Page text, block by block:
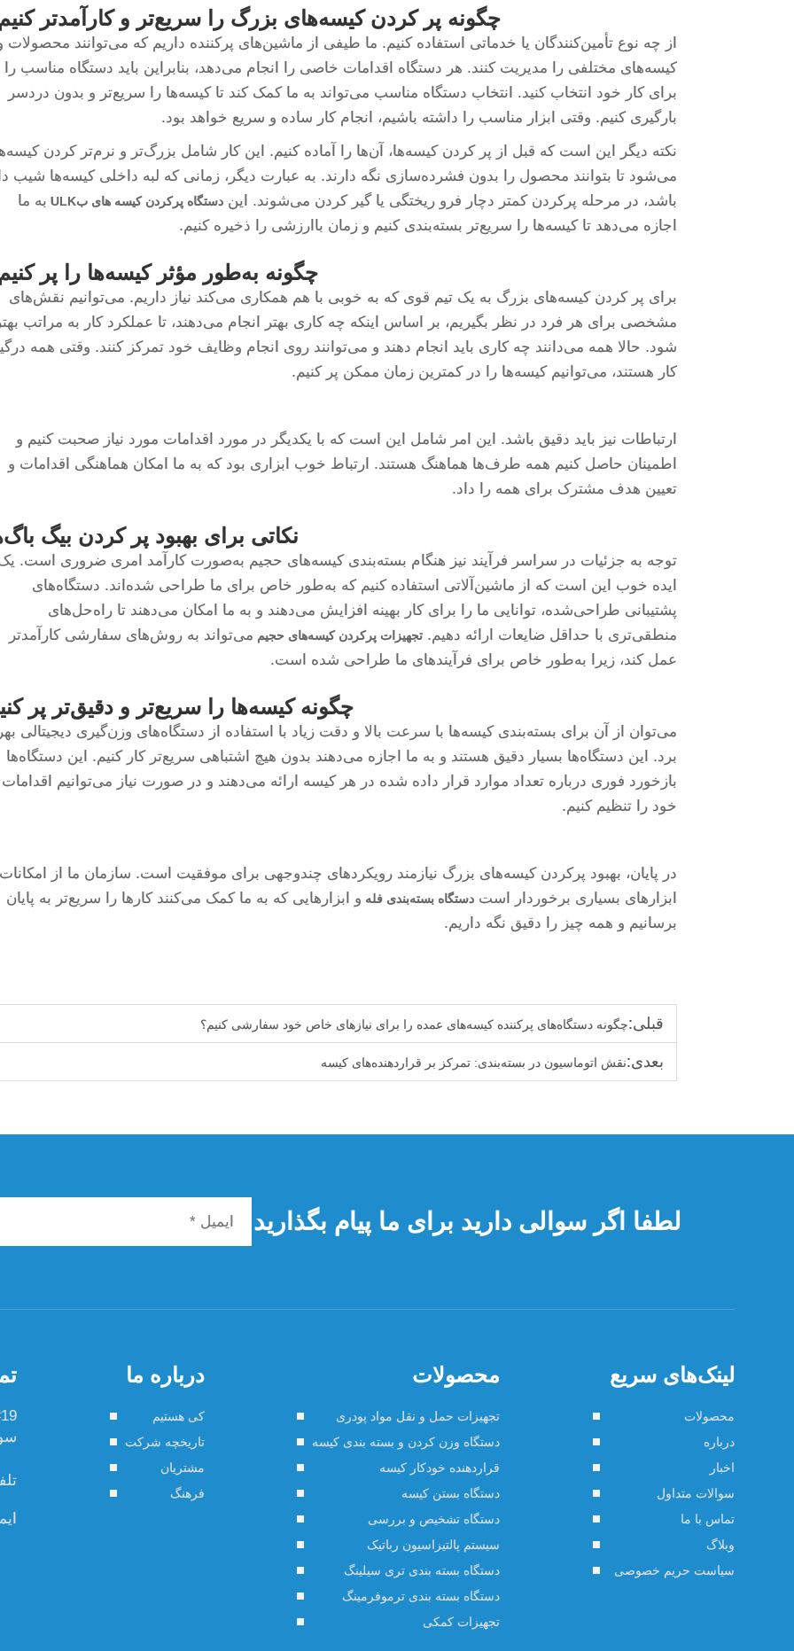
چگونه پر کردن کیسه‌های بزرگ را سریع‌تر و کارآمدتر
از چه نوع تأمین‌کنندگان یا خدماتی استفاده کنیم. ما طیفی از ماشین‌های پرکننده داریم که می‌توانند محصولات
کیسه‌های مختلفی را مدیریت کنند. هر دستگاه اقدامات خاصی را انجام می‌دهد، بنابراین باید دستگاه مناسب را
برای کار خود انتخاب کنید. انتخاب دستگاه مناسب می‌تواند به ما کمک کند تا کیسه‌ها را سریع‌تر و بدون دردسر
بارگیری کنیم. وقتی ابزار مناسب را داشته باشیم، انجام کار ساده و سریع خواهد بود.
نکته دیگر این است که قبل از پر کردن کیسه‌ها، آن‌ها را آماده کنیم. این کار شامل بزرگ‌تر و نرم‌تر کردن
می‌شود تا بتوانند محصول را بدون فشرده‌سازی نگه دارند. به عبارت دیگر، زمانی که لبه داخلی کیسه‌ها شیب
باشد، در مرحله پرکردن کمتر دچار فرو ریختگی یا گیر کردن می‌شوند. این دستگاه پرکردن کیسه های بULK
به ما
اجازه می‌دهد تا کیسه‌ها را سریع‌تر بسته‌بندی کنیم و زمان باارزشی را ذخیره کنیم.
چگونه به‌طور مؤثر کیسه‌ها را پر
برای پر کردن کیسه‌های بزرگ به یک تیم قوی که به خوبی با هم همکاری می‌کند نیاز داریم. می‌توانیم نقش‌های
مشخصی برای هر فرد در نظر بگیریم، بر اساس اینکه چه کاری بهتر انجام می‌دهند، تا عملکرد کار به مراتب بهتر
شود. حالا همه می‌دانند چه کاری باید انجام دهند و می‌توانند روی انجام وظایف خود تمرکز کنند. وقتی همه
کار هستند، می‌توانیم کیسه‌ها را در کمترین زمان ممکن پر کنیم.
ارتباطات نیز باید دقیق باشد. این امر شامل این است که با یکدیگر در مورد اقدامات مورد نیاز صحبت کنیم و
اطمینان حاصل کنیم همه طرف‌ها هماهنگ هستند. ارتباط خوب ابزاری بود که به ما امکان هماهنگی اقدامات و
تعیین هدف مشترک برای همه را داد.
نکاتی برای بهبود پر کردن بیگ
توجه به جزئیات در سراسر فرآیند نیز هنگام بسته‌بندی کیسه‌های حجیم به‌صورت کارآمد امری ضروری است.
ایده خوب این است که از ماشین‌آلاتی استفاده کنیم که به‌طور خاص برای ما طراحی شده‌اند. دستگاه‌های
پشتیبانی طراحی‌شده، توانایی ما را برای کار بهینه افزایش می‌دهند و به ما امکان می‌دهند تا راه‌حل‌های
منطقی‌تری با حداقل ضایعات ارائه دهیم. تجهیزات پرکردن کیسه‌های حجیم می‌تواند به روش‌های سفارشی کارآمدتر
عمل کند، زیرا به‌طور خاص برای فرآیندهای ما طراحی شده است.
چگونه کیسه‌ها را سریع‌تر و دقیق‌تر پر
می‌توان از آن برای بسته‌بندی کیسه‌ها با سرعت بالا و دقت زیاد با استفاده از دستگاه‌های وزن‌گیری دیجیتالی
برد. این دستگاه‌ها بسیار دقیق هستند و به ما اجازه می‌دهند بدون هیچ اشتباهی سریع‌تر کار کنیم. این دستگاه‌ها
بازخورد فوری درباره تعداد موارد قرار داده شده در هر کیسه ارائه می‌دهند و در صورت نیاز می‌توانیم اقدامات
خود را تنظیم کنیم.
در پایان، بهبود پرکردن کیسه‌های بزرگ نیازمند رویکردهای چندوجهی برای موفقیت است. سازمان ما از
ابزارهای بسیاری برخوردار است دستگاه بسته‌بندی فله و ابزارهایی که به ما کمک می‌کنند کارها را سریع‌تر به پایان
برسانیم و همه چیز را دقیق نگه داریم.
قبلی:چگونه دستگاه‌های پرکننده کیسه‌های عمده را برای نیازهای خاص خود سفارشی کنیم؟
بعدی:نقش اتوماسیون در بسته‌بندی: تمرکز بر قراردهنده‌های کیسه
لطفا اگر سوالی دارید برای ما پیام بگذارید
لینک‌های سریع
محصولات
درباره
اخبار
سوالات متداول
تماس با ما
وبلاگ
سیاست حریم خصوصی
محصولات
تجهیزات حمل و نقل مواد پودری
دستگاه وزن کردن و بسته بندی کیسه
قراردهنده خودکار کیسه
دستگاه بستن کیسه
دستگاه تشخیص و بررسی
سیستم پالتیزاسیون رباتیک
دستگاه بسته بندی تری سیلینگ
دستگاه بسته بندی ترموفرمینگ
تجهیزات کمکی
درباره ما
کی هستیم
تاریخچه شرکت
مشتریان
فرهنگ
سو